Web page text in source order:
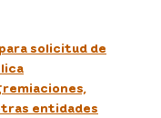
solicitud de
entidades